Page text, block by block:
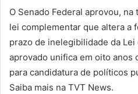
O Senado Federal aprovou,
lei complementar que altera a
prazo de inelegibilidade da Lei
aprovado unifica em oito anos
para candidatura de políticos
Saiba mais na TVT News.